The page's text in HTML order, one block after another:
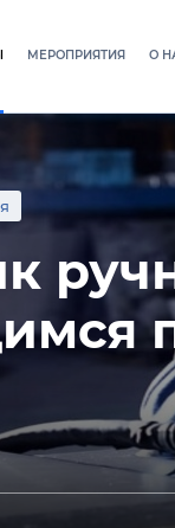
МЕРОПРИЯТИЯ О